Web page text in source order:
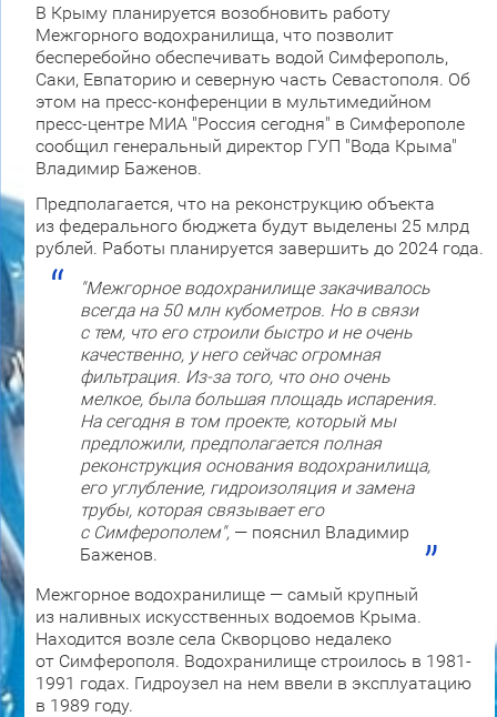
В Крыму планируется возобновить работу
Межгорного водохранилища, что позволит
бесперебойно обеспечивать водой Симферополь,
Саки, Евпаторию и северную часть Севастополя. Об
этом на пресс-конференции в мультимедийном
пресс-центре МИА "Россия сегодня" в Симферополе
сообщил генеральный директор ГУП "Вода Крыма"
Владимир Баженов.
Предполагается, что на реконструкцию объекта
из федерального бюджета будут выделены 25 млрд
рублей. Работы планируется завершить до 2024 года.
"Межгорное водохранилище закачивалось
всегда на 50 млн кубометров. Но в связи
с тем, что его строили быстро и не очень
качественно, у него сейчас огромная
фильтрация. Из-за того, что оно очень
мелкое, была большая площадь испарения.
На сегодня в том проекте, который мы
предложили, предполагается полная
реконструкция основания водохранилища,
его углубление, гидроизоляция и замена
трубы, которая связывает его
с Симферополем",— пояснил Владимир
Баженов.
Межгорное водохранилище — самый крупный
из наливных искусственных водоемов Крыма.
Находится возле села Скворцово недалеко
от Симферополя. Водохранилище строилось в 1981-
1991 годах. Гидроузел на нем ввели в эксплуатацию
в 1989 году.